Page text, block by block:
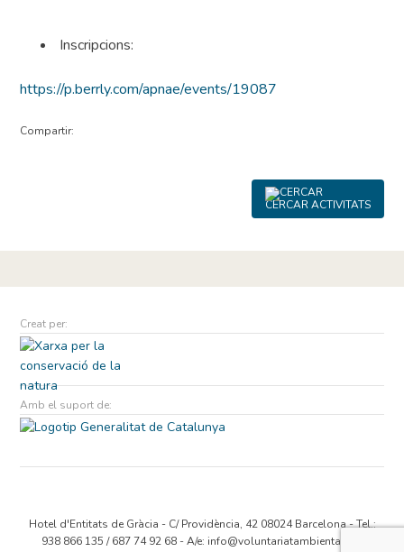
Inscripcions:
https://p.berrly.com/apnae/events/19087
Compartir:
CERCAR ACTIVITATS
Creat per:
Amb el suport de:
Hotel d'Entitats de Gràcia - C/ Providència, 42 08024 Barcelona - Tel.:
938 866 135 / 687 74 92 68 - A/e: info@voluntariatambiental.cat